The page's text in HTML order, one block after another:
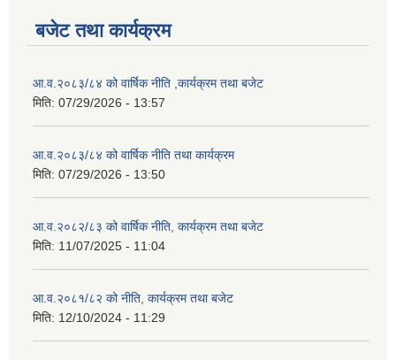
बजेट तथा कार्यक्रम
आ.व.२०८३/८४ को वार्षिक नीति ,कार्यक्रम तथा बजेट
मिति: 07/29/2026 - 13:57
आ.व.२०८३/८४ को वार्षिक नीति तथा कार्यक्रम
मिति: 07/29/2026 - 13:50
आ.व.२०८२/८३ को वार्षिक नीति, कार्यक्रम तथा बजेट
मिति: 11/07/2025 - 11:04
आ.व.२०८१/८२ को नीति, कार्यक्रम तथा बजेट
मिति: 12/10/2024 - 11:29